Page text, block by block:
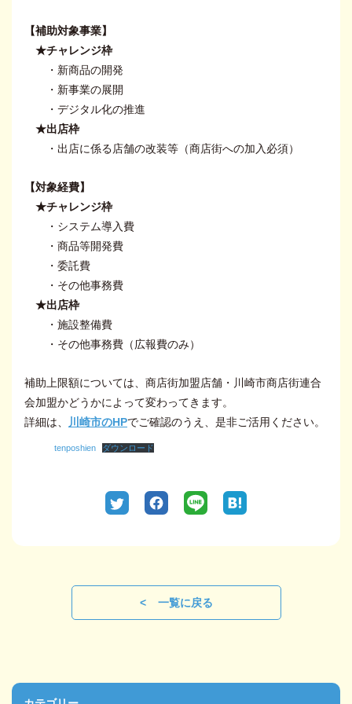
【補助対象事業】
★チャレンジ枠
・新商品の開発
・新事業の展開
・デジタル化の推進
★出店枠
・出店に係る店舗の改装等（商店街への加入必須）
【対象経費】
★チャレンジ枠
・システム導入費
・商品等開発費
・委託費
・その他事務費
★出店枠
・施設整備費
・その他事務費（広報費のみ）
補助上限額については、商店街加盟店舗・川崎市商店街連合
会加盟かどうかによって変わってきます。
詳細は、
川崎市のHPでご確認のうえ、是非ご活用ください。
tenposhien ダウンロード
一覧に戻る